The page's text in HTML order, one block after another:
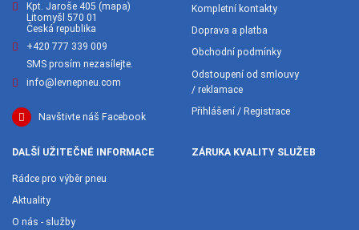
Kpt. Jaroše 405 (mapa)
Litomyšl 570 01
Česká republika
+420 777 339 009
SMS prosím nezasílejte.
info@levnepneu.com
Navštivte náš Facebook
Kompletní kontakty
Doprava a platba
Obchodní podmínky
Odstoupení od smlouvy
/ reklamace
Přihlášení / Registrace
DALŠÍ UŽITEČNÉ INFORMACE
Rádce pro výběr pneu
Aktuality
O nás - služby
ZÁRUKA KVALITY SLUŽEB